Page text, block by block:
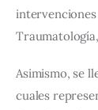
Asimismo, se
cuales